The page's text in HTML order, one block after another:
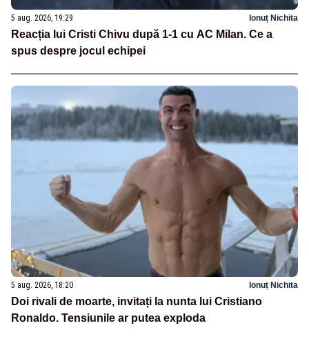
5 aug. 2026, 19:29 Ionuț Nichita
Reacția lui Cristi Chivu după 1-1 cu AC Milan. Ce a
spus despre jocul echipei
5 aug. 2026, 18:20 Ionuț Nichita
Doi rivali de moarte, invitați la nunta lui Cristiano
Ronaldo. Tensiunile ar putea exploda